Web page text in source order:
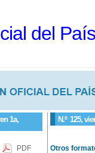
del
1a, N.º 125,
PDF Otros